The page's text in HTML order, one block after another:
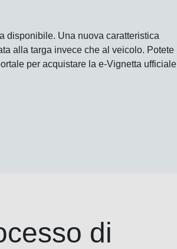
disponibile. Una nuova caratteristica
alla targa invece che al veicolo. Potete
per acquistare la e-Vignetta ufficiale
di